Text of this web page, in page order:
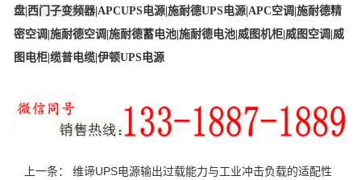
盘 西门子变频器|APCUPS电源 施耐德UPS电源 APC空调 施耐德精
密空调 施耐德空调 施耐德蓄电池 施耐德电池 威图机柜 威图空调 威
图电柜 缆普电缆 伊顿UPS电源
上一条： 维谛UPS电源输出过载能力与工业冲击负载的适配性